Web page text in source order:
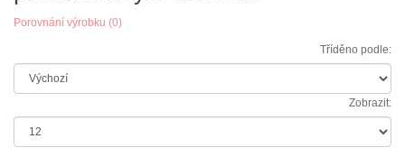
Porovnání výrobku (0)
Tříděno podle:
Zobrazit: